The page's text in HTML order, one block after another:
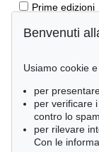
Prime edizioni
Manoscritti
Libri per
Lifestyle
Pietre miliari
Letteratura
Benvenuti
Usiamo cookie
per
per verificare
contro lo
per rilevare
Con le